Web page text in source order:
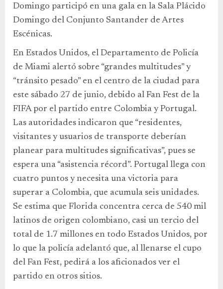
Domingo participó en una gala en la Sala Plácido
Domingo del Conjunto Santander de Artes
Escénicas.
En Estados Unidos, el Departamento de Policía
de Miami alertó sobre “grandes multitudes” y
“tránsito pesado” en el centro de la ciudad para
este sábado 27 de junio, debido al Fan Fest de la
FIFA por el partido entre Colombia y Portugal.
Las autoridades indicaron que “residentes,
visitantes y usuarios de transporte deberían
planear para multitudes significativas”, pues se
espera una “asistencia récord”. Portugal llega con
cuatro puntos y necesita una victoria para
superar a Colombia, que acumula seis unidades.
Se estima que Florida concentra cerca de 540 mil
latinos de origen colombiano, casi un tercio del
total de 1.7 millones en todo Estados Unidos, por
lo que la policía adelantó que, al llenarse el cupo
del Fan Fest, pedirá a los aficionados ver el
partido en otros sitios.